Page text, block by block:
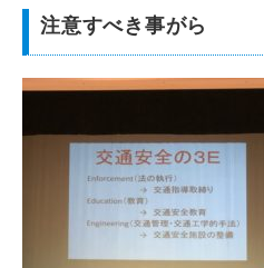
注意すべき事がら